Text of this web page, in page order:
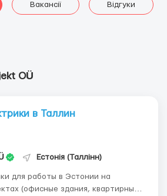
Вакансії Відгуки
OÜ
в Таллин
Естонія (Таллінн)
для работы в Эстонии на
(офисные здания, квартирные